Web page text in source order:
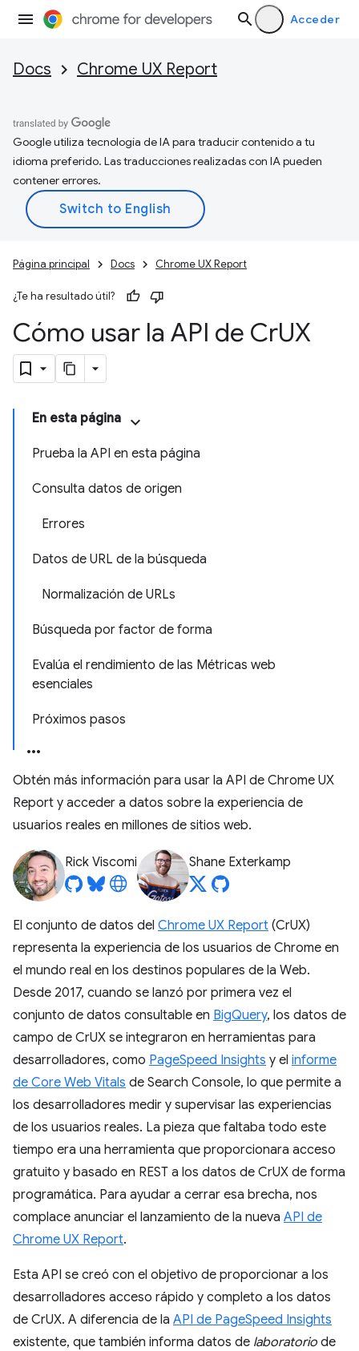
Acceder
Docs Chrome UX Report
Google utiliza tecnología de IA para traducir contenido a tu
idioma preferido. Las traducciones realizadas con IA pueden
contener errores.
Página principal Docs Chrome UX Report
¿Te ha resultado útil?
Cómo usar la API de CrUX
En esta página
Prueba la API en esta página
Consulta datos de origen
Errores
Datos de URL de la búsqueda
Normalización de URLs
Búsqueda por factor de forma
Evalúa el rendimiento de las Métricas web
esenciales
Próximos pasos
Obtén más información para usar la API de Chrome UX
Report y acceder a datos sobre la experiencia de
usuarios reales en millones de sitios web.
Rick Viscomi Shane Exterkamp
El conjunto de datos del Chrome UX Report (CrUX)
representa la experiencia de los usuarios de Chrome en
el mundo real en los destinos populares de la Web.
Desde 2017, cuando se lanzó por primera vez el
conjunto de datos consultable en BigQuery, los datos de
campo de CrUX se integraron en herramientas para
desarrolladores, como PageSpeed Insights y el informe
de Core Web Vitals de Search Console, lo que permite a
los desarrolladores medir y supervisar las experiencias
de los usuarios reales. La pieza que faltaba todo este
tiempo era una herramienta que proporcionara acceso
gratuito y basado en REST a los datos de CrUX de forma
programática. Para ayudar a cerrar esa brecha, nos
complace anunciar el lanzamiento de la nueva API de
Chrome UX Report.
Esta API se creó con el objetivo de proporcionar a los
desarrolladores acceso rápido y completo a los datos
de CrUX. A diferencia de la API de PageSpeed Insights
existente, que también informa datos de laboratorio de